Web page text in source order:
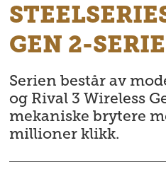
GEN 2-
Serien består av
og Rival 3 Wireless
mekaniske brytere
millioner klikk.